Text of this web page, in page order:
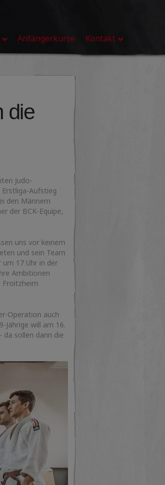
Anfängerkurse Kontakt
die
Judo-
Aufstieg
den Männern
der BCK-Equipe,
uns vor keinem
und sein Team
17 Uhr in der
Ambitionen
Froitzheim
Operation auch
Jährige will am 16.
da sollen dann die